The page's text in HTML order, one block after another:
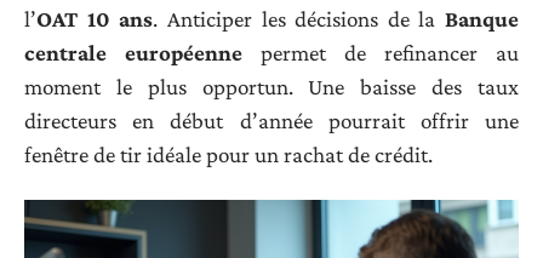
l’OAT 10 ans. Anticiper les décisions de la Banque
centrale européenne permet de refinancer au
moment le plus opportun. Une baisse des taux
directeurs en début d’année pourrait offrir une
fenêtre de tir idéale pour un rachat de crédit.